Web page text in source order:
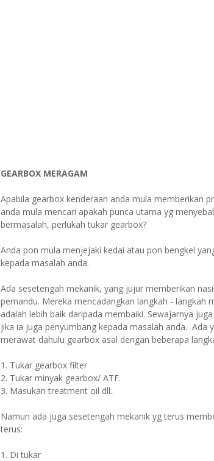
GEARBOX MERAGAM
Apabila gearbox kenderaan anda mula memberikan
anda mula mencari apakah punca utama yg
bermasalah, perlukah tukar gearbox?
Anda pon mula menjejaki kedai atau pon bengkel
kepada masalah anda.
Ada sesetengah mekanik, yang jujur memberikan
pemandu. Mereka mencadangkan langkah - langkah
adalah lebih baik daripada membaiki. Sewajarnya
jika ia juga penyumbang kepada masalah anda. Ada
merawat dahulu gearbox asal dengan beberapa
1. Tukar gearbox filter
2. Tukar minyak gearbox/ ATF.
3. Masukan treatment oil dll..
Namun ada juga sesetengah mekanik yg terus
terus:
1. Di tukar